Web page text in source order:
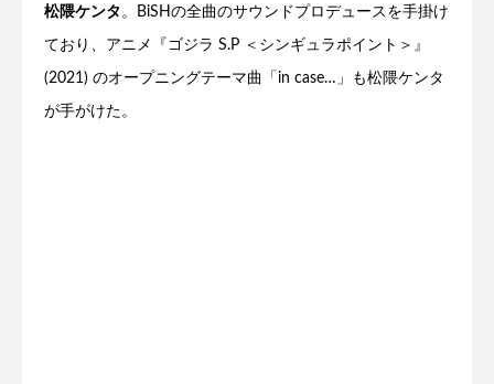
松隈ケンタ 。BiSHの全曲のサウンドプロデュースを手掛け
ており、アニメ『ゴジラ S.P ＜シンギュラポイント＞』
(2021) のオープニングテーマ曲「in case…」も松隈ケンタ
が手がけた。